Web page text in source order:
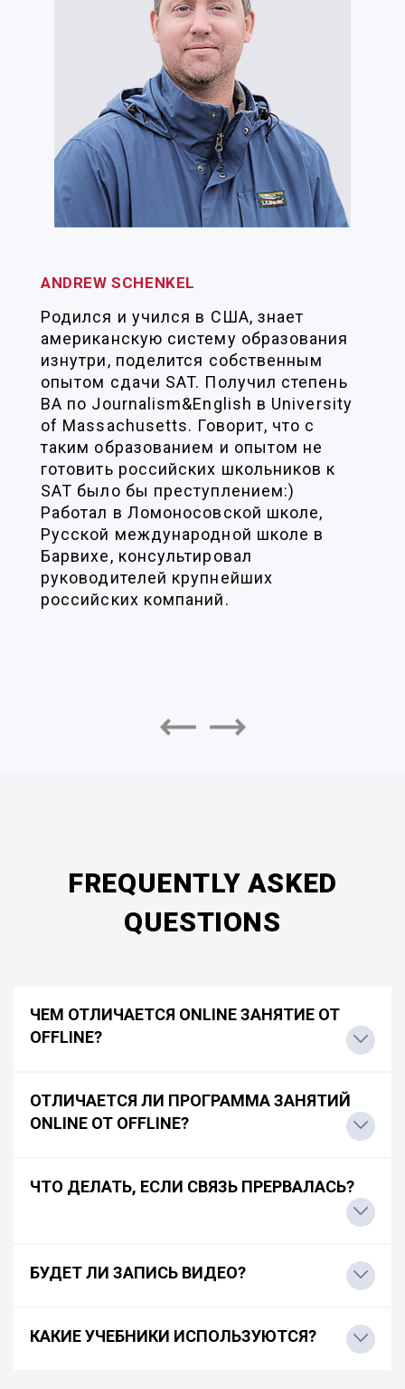
ANDREW SCHENKEL
Родился и учился в США, знает
американскую систему образования
изнутри, поделится собственным
опытом сдачи SAT. Получил степень
BA по Journalism&English в University
of Massachusetts. Говорит, что с
таким образованием и опытом не
готовить российских школьников к
SAT было бы преступлением:)
Работал в Ломоносовской школе,
Русской международной школе в
Барвихе, консультировал
руководителей крупнейших
российских компаний.
FREQUENTLY ASKED
QUESTIONS
ЧЕМ ОТЛИЧАЕТСЯ ONLINE ЗАНЯТИЕ ОТ
OFFLINE?
ОТЛИЧАЕТСЯ ЛИ ПРОГРАММА ЗАНЯТИЙ
ONLINE ОТ OFFLINE?
ЧТО ДЕЛАТЬ, ЕСЛИ СВЯЗЬ ПРЕРВАЛАСЬ?
БУДЕТ ЛИ ЗАПИСЬ ВИДЕО?
КАКИЕ УЧЕБНИКИ ИСПОЛЬЗУЮТСЯ?